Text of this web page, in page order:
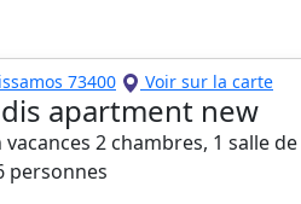
73400 Voir sur la carte
apartment new
2 chambres, 1 salle
personnes